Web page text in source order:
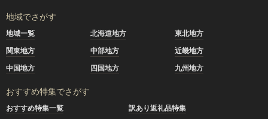
地域でさがす
地域一覧 北海道地方
東北地方
関東地方
中部地方
近畿地方
中国地方
四国地方 九州地方
おすすめ特集でさがす
おすすめ特集一覧
訳あり返礼品特集